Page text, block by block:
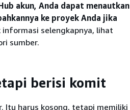
akun, Anda dapat menautkan
ke proyek Anda jika
informasi selengkapnya, lihat
sumber.
berisi komit
Itu harus kosong, tetapi memiliki